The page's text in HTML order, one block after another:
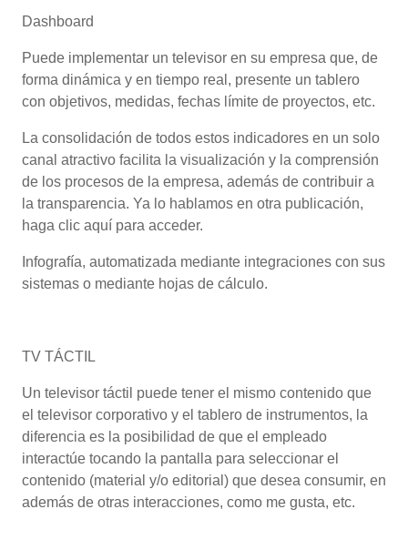
Dashboard
Puede implementar un televisor en su empresa que, de
forma dinámica y en tiempo real, presente un tablero
con objetivos, medidas, fechas límite de proyectos, etc.
La consolidación de todos estos indicadores en un solo
canal atractivo facilita la visualización y la comprensión
de los procesos de la empresa, además de contribuir a
la transparencia. Ya lo hablamos en otra publicación,
haga clic aquí para acceder.
Infografía, automatizada mediante integraciones con sus
sistemas o mediante hojas de cálculo.
TV TÁCTIL
Un televisor táctil puede tener el mismo contenido que
el televisor corporativo y el tablero de instrumentos, la
diferencia es la posibilidad de que el empleado
interactúe tocando la pantalla para seleccionar el
contenido (material y/o editorial) que desea consumir, en
además de otras interacciones, como me gusta, etc.